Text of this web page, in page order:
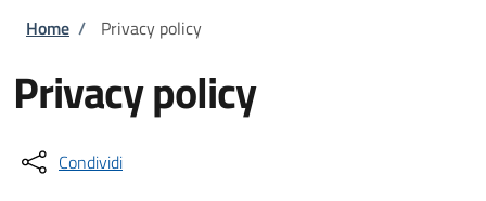
Briciole di pane
Home / Privacy policy
Privacy policy
Condividi